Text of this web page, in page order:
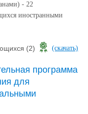
- 22
иностранными
(2) (скачать)
программа
для